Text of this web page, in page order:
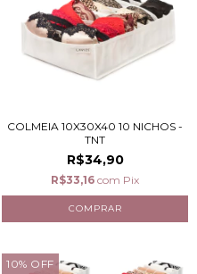
COLMEIA 10X30X40 10 NICHOS -
TNT
R$34,90
R$33,16 com Pix
10% OFF